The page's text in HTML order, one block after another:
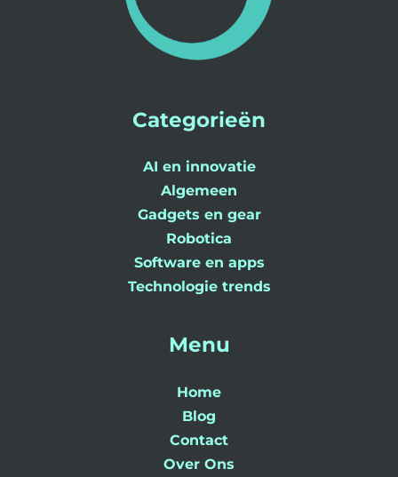
Categorieën
AI en innovatie
Algemeen
Gadgets en gear
Robotica
Software en apps
Technologie trends
Menu
Home
Blog
Contact
Over Ons